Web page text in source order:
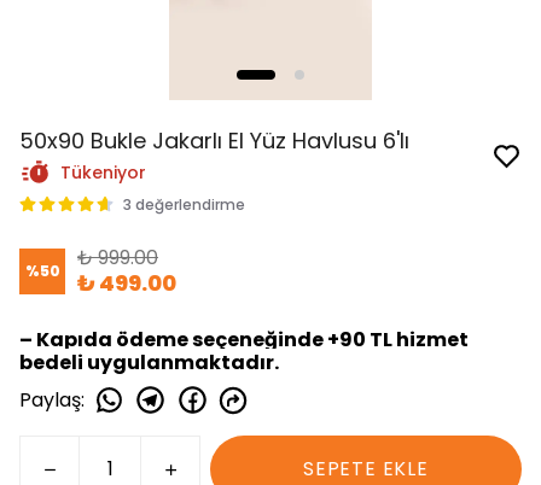
50x90 Bukle Jakarlı El Yüz Havlusu 6'lı
Tükeniyor
3 değerlendirme
%50 ₺ 999.00
₺ 499.00
– Kapıda ödeme seçeneğinde +90 TL hizmet
bedeli uygulanmaktadır.
Paylaş:
SEPETE EKLE